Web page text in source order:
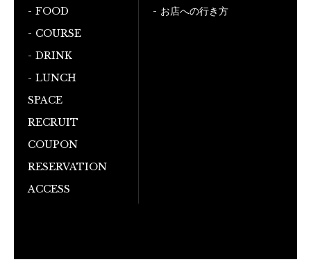
FOOD
COURSE
DRINK
LUNCH
SPACE
お店への行き方
RECRUIT
COUPON
RESERVATION
ACCESS